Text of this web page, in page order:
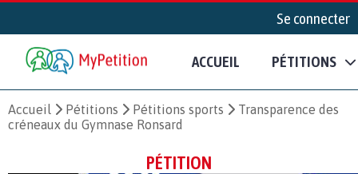
Se connecter
ACCUEIL PÉTITIONS
Accueil Pétitions Pétitions sports
Transparence des
créneaux du Gymnase Ronsard
PÉTITION